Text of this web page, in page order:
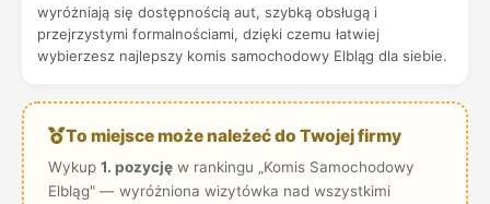
wyróżniają się dostępnością aut, szybką obsługą i
przejrzystymi formalnościami, dzięki czemu łatwiej
wybierzesz najlepszy komis samochodowy Elbląg dla siebie.
To miejsce może należeć do Twojej firmy
Wykup 1. pozycjęw rankingu „Komis Samochodowy
Elbląg" — wyróżniona wizytówka nad wszystkimi